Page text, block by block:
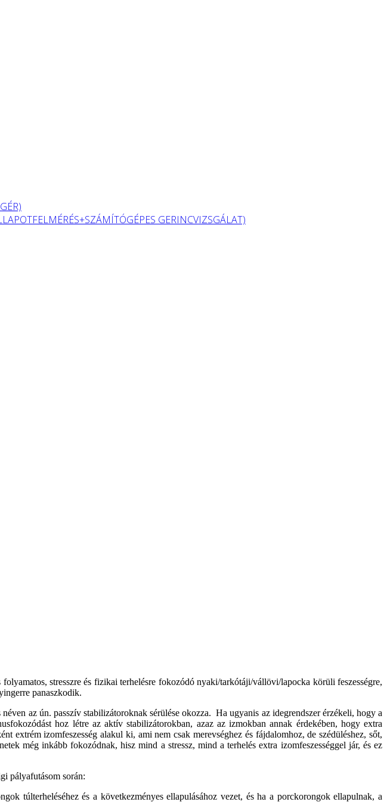
GERINCVIZSGÁLAT)
stresszre és fizikai terhelésre fokozódó nyaki/tarkótáji/vállövi/lapocka körüli feszességre,
panaszkodik.
az ún. passzív stabilizátoroknak sérülése okozza. Ha ugyanis az idegrendszer érzékeli, hogy a
hoz létre az aktív stabilizátorokban, azaz az izmokban annak érdekében, hogy extra
izomfeszesség alakul ki, ami nem csak merevséghez és fájdalomhoz, de szédüléshez, sőt,
még inkább fokozódnak, hisz mind a stressz, mind a terhelés extra izomfeszességgel jár, és ez
pályafutásom során:
túlterheléséhez és a következményes ellapulásához vezet, és ha a porckorongok ellapulnak, a